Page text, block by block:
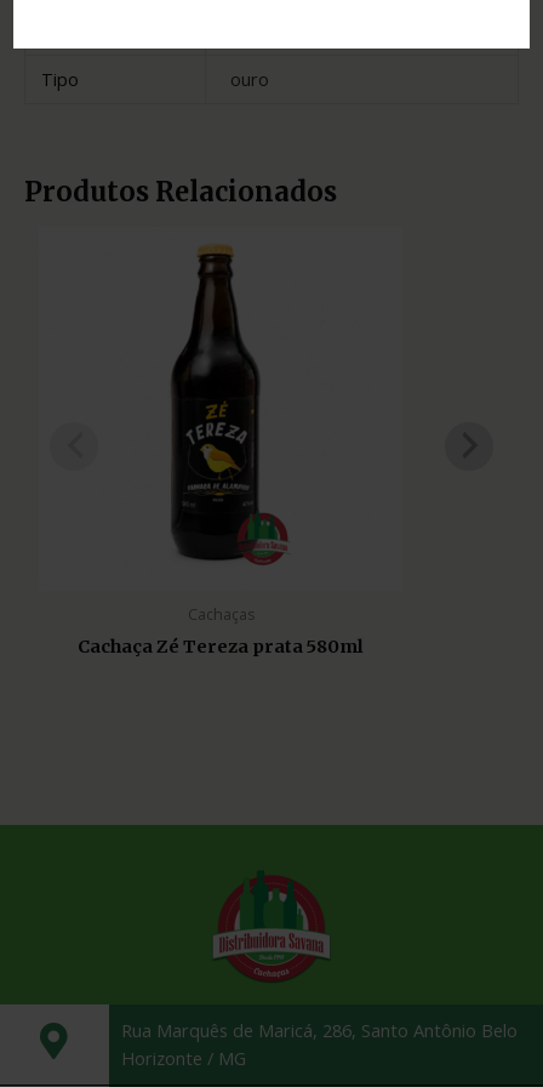
Tipo
ouro
Produtos Relacionados
Cachaças
Cachaça Zé Tereza prata 580ml
Rua Marquês de Maricá, 286, Santo Antônio Belo
Horizonte / MG